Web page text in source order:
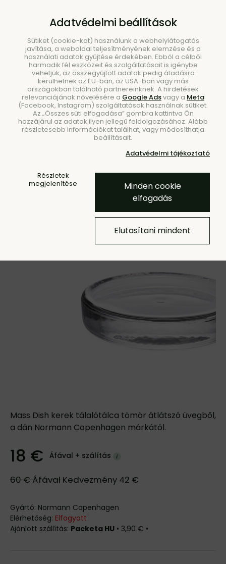
Keresés
Mass Dish tálca – átlátszó
Mass Dish kerek tálalótálca tömör átlátszó üvegből,
a dán Normann Copenhagen márkától.
18 € Áfával + szálítás
60 €Áfával Kedvezmény 42 €
Gyártó: Normann Copenhagen
Elérhetőség: Elfogyott
Packeta HU • 3,90 € •
Adatvédelmi beállítások
Sütiket (cookie-kat) használunk a webhelylátogatás
javítása, a weboldal teljesítményének elemzése és a
használati adatok gyűjtése érdekében. Ebből a célból
harmadik fél eszközeit és szolgáltatásait is igénybe
vehetjük, az összegyűjtött adatok pedig átadásra
kerülhetnek az EU-ban, az USA-ban vagy más
országokban található partnereinknek. A hirdetések
relevanciájának növelésére a Google Adsvagy a Meta
(Facebook, Instagram) szolgáltatások használnak sütiket.
Az „Összes süti elfogadása” gombra kattintva Ön
hozzájárul az adatok ilyen jellegű feldolgozásához. Alább
részletesebb információkat találhat, vagy módosíthatja
beállításait.
Adatvédelmi tájékoztató
Részletek
megjelenítése
Minden cookie
elfogadás
Elutasítani mindent